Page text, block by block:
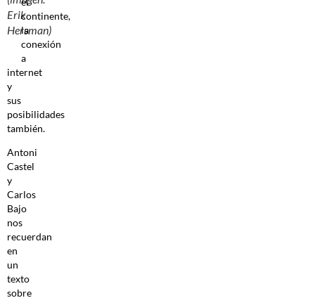
Erik
Hersman)
continente,
la
conexión
a
internet
y
sus
posibilidades
también.
Antoni
Castel
y
Carlos
Bajo
nos
recuerdan
en
un
texto
sobre